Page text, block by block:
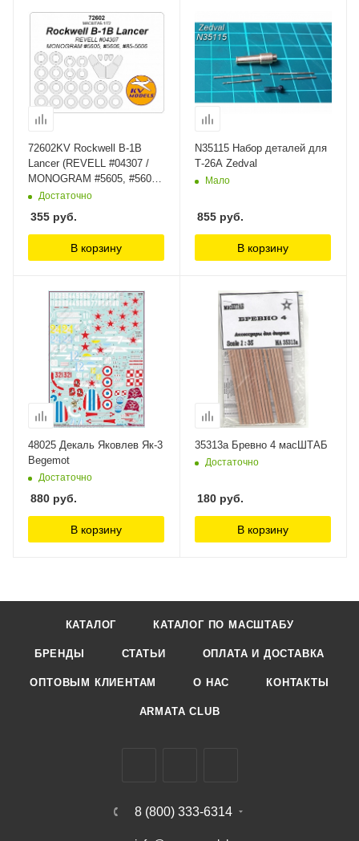
72602KV Rockwell B-1B
Lancer (REVELL #04307 /
MONOGRAM #5605, #5606,
#85-5606) + маски на диски
Достаточно
355 руб.
В корзину
N35115 Набор деталей для
Т-26А Zedval
Мало
855 руб.
В корзину
48025 Декаль Яковлев Як-3
Begemot
Достаточно
880 руб.
В корзину
35313а Бревно 4 масШТАБ
Достаточно
180 руб.
В корзину
КАТАЛОГ КАТАЛОГ ПО МАСШТАБУ
БРЕНДЫ СТАТЬИ ОПЛАТА И ДОСТАВКА
ОПТОВЫМ КЛИЕНТАМ О НАС КОНТАКТЫ
ARMATA CLUB
8 (800) 333-6314